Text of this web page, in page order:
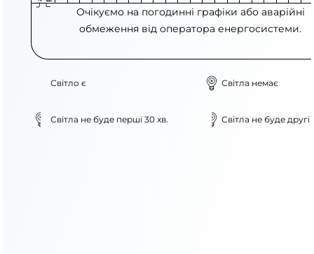
Очікуємо на погодинні графіки або аварійні
обмеження від оператора енергосистеми.
Світло є Світла немає
Світла не буде перші 30 хв. Світла не буде другі